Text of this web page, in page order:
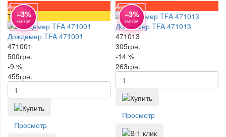
Акция
Топ−3%
КАРТОЙ
Дождемер TFA 471001
471001
500грн.
-9 %
455грн.
Просмотр
Акция
−3%
КАРТОЙ
Дождемер TFA 471013
471013
305грн.
-14 %
263грн.
Просмотр